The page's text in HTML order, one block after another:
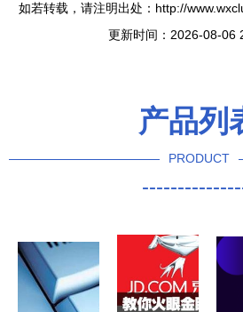
如若转载，请注明出处：http://
更新时间：2026-08-06
产品列
PRODUCT